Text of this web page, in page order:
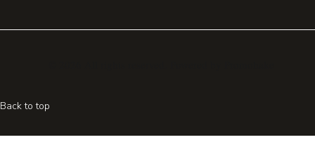
Back to top